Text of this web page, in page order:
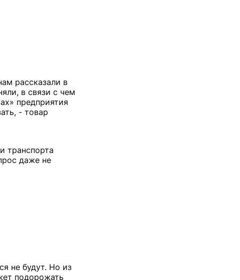
рассказали в
в связи с чем
предприятия
- товар
транспорта
даже не
не будут. Но из
подорожать